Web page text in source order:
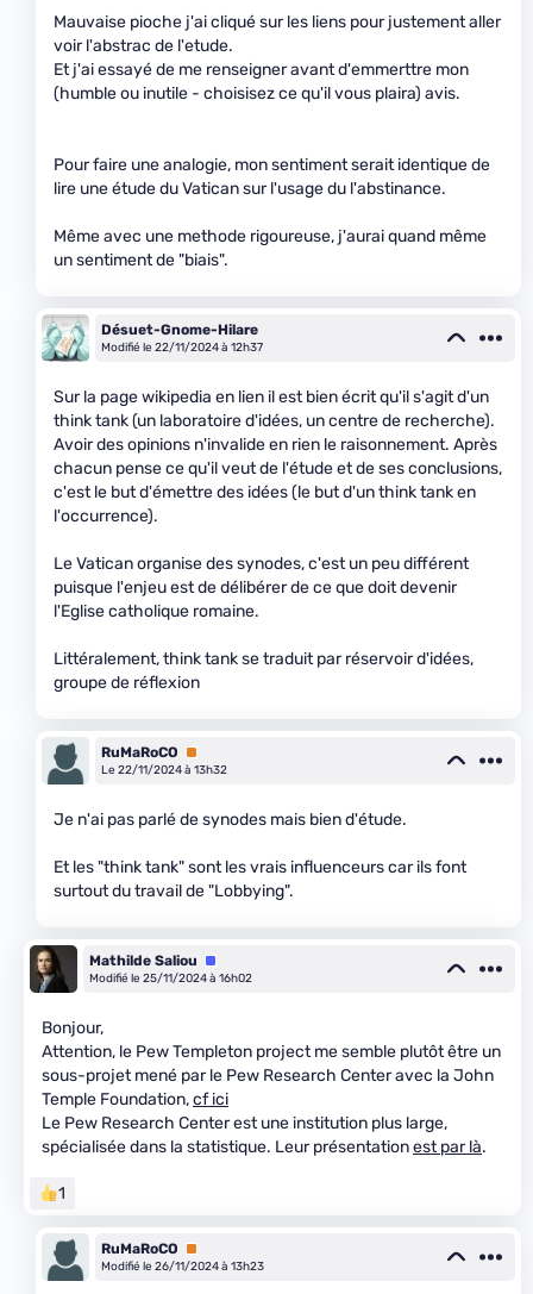
Mauvaise pioche j'ai cliqué sur les liens pour justement aller
voir l'abstrac de l'etude.
Et j'ai essayé de me renseigner avant d'emmerttre mon
(humble ou inutile - choisisez ce qu'il vous plaira) avis.
Pour faire une analogie, mon sentiment serait identique de
lire une étude du Vatican sur l'usage du l'abstinance.
Même avec une methode rigoureuse, j'aurai quand même
un sentiment de "biais".
Désuet-Gnome-Hilare
Modifié le 22/11/2024 à 12h37
Sur la page wikipedia en lien il est bien écrit qu'il s'agit d'un
think tank (un laboratoire d'idées, un centre de recherche).
Avoir des opinions n'invalide en rien le raisonnement. Après
chacun pense ce qu'il veut de l'étude et de ses conclusions,
c'est le but d'émettre des idées (le but d'un think tank en
l'occurrence).
Le Vatican organise des synodes, c'est un peu différent
puisque l'enjeu est de délibérer de ce que doit devenir
l'Eglise catholique romaine.
Littéralement, think tank se traduit par réservoir d'idées,
groupe de réflexion
RuMaRoCO
Premium
Le 22/11/2024 à 13h32
Je n'ai pas parlé de synodes mais bien d'étude.
Et les "think tank" sont les vrais influenceurs car ils font
surtout du travail de "Lobbying".
Mathilde Saliou
Équipe
Modifié le 25/11/2024 à 16h02
Bonjour,
Attention, le Pew Templeton project me semble plutôt être un
sous-projet mené par le Pew Research Center avec la John
Temple Foundation,cf ici
Le Pew Research Center est une institution plus large,
spécialisée dans la statistique. Leur présentationest par là.
1
RuMaRoCO
Premium
Modifié le 26/11/2024 à 13h23